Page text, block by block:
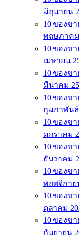
มิถุนายน
10 ของข
พฤษภาคม
10 ของข
เมษายน
10 ของข
มีนาคม
10 ของข
กุมภาพันธ์
10 ของข
มกราคม
10 ของข
ธันวาคม
10 ของข
พฤศจิกาย
10 ของข
ตุลาคม
10 ของข
กันยายน